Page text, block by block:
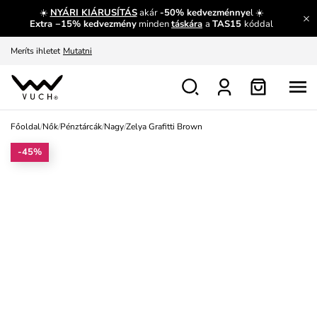
☀️ NYÁRI KIÁRUSÍTÁSakár-50% kedvezménnyel ☀️
Extra −15% kedvezmény mindentáskára a TAS15 kóddal
Fedezze fel velünk az újdonságokat. Megtekintés
Meríts ihletet Mutatni
Ingyenes csere és visszaküldés
Főoldal/Nők/Pénztárcák/Nagy/Zelya Grafitti Brown
-45%